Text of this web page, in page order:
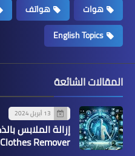
هوات
هواتف
English Topics
المقالات الشائعة
13 أبريل 2024
Clothes Remover